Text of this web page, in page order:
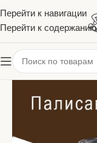
Перейти к навигации
Перейти к содержанию